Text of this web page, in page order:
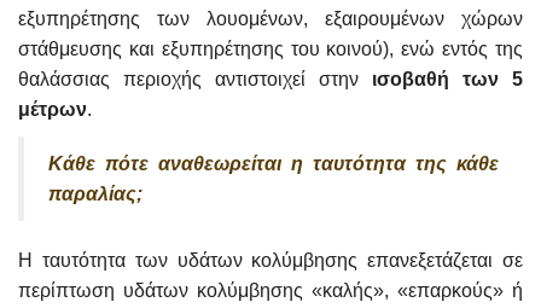
εξυπηρέτησης των λουομένων, εξαιρουμένων χώρων
στάθμευσης και εξυπηρέτησης του κοινού), ενώ εντός της
θαλάσσιας περιοχής αντιστοιχεί στην ισοβαθή των 5
μέτρων.
Κάθε πότε αναθεωρείται η ταυτότητα της κάθε
παραλίας;
Η ταυτότητα των υδάτων κολύμβησης επανεξετάζεται σε
περίπτωση υδάτων κολύμβησης «καλής», «επαρκούς» ή